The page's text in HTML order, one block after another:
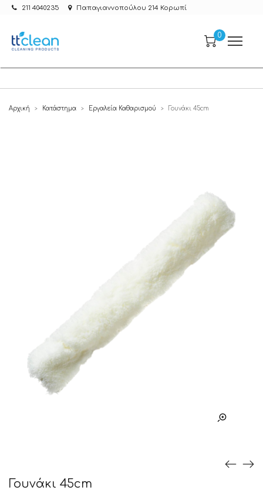
211 4040235 Παπαγιαννοπούλου 214 Κορωπί
0
Αρχική > Κατάστημα > Εργαλεία Καθαρισμού > Γουνάκι 45cm
Γουνάκι 45cm